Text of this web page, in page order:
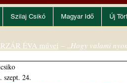
Szilaj Csikó Magyar Idő Új
szept. 24.
ÉVA művei – „Hogy valami